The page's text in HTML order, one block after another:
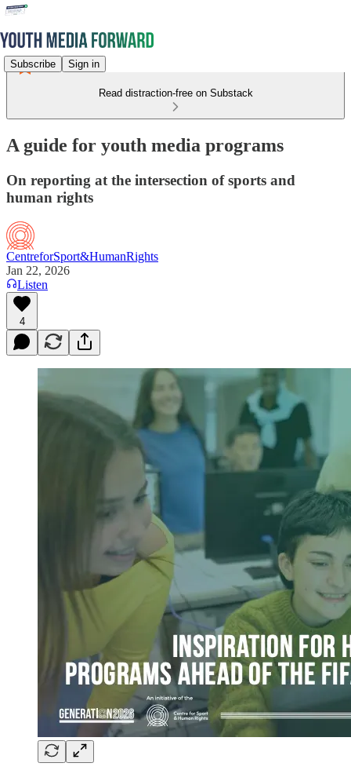
Subscribe Sign in
Read distraction-free on Substack
A guide for youth media programs
On reporting at the intersection of sports and
human rights
CentreforSport&HumanRights
Jan 22, 2026
Listen
4